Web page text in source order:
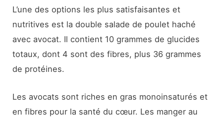
L’une des options les plus satisfaisantes et
nutritives est la double salade de poulet haché
avec avocat. Il contient 10 grammes de glucides
totaux, dont 4 sont des fibres, plus 36 grammes
de protéines.
Les avocats sont riches en gras monoinsaturés et
en fibres pour la santé du cœur. Les manger au